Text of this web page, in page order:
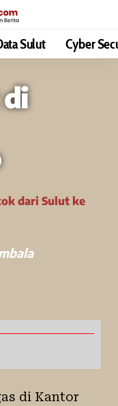
Sulut Cyber
dari Sulut ke
di Kantor